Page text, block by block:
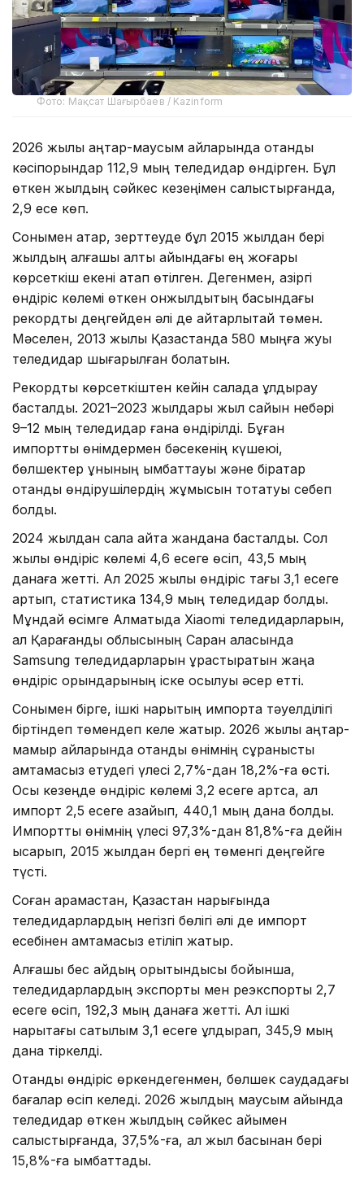
Фото: Мақсат Шағырбаев / Kazinform
2026 жылы қаңтар-маусым айларында отандық
кәсіпорындар 112,9 мың теледидар өндірген. Бұл
өткен жылдың сәйкес кезеңімен салыстырғанда,
2,9 есе көп.
Сонымен қатар, зерттеуде бұл 2015 жылдан бері
жылдың алғашқы алты айындағы ең жоғары
көрсеткіш екені атап өтілген. Дегенмен, қазіргі
өндіріс көлемі өткен онжылдықтың басындағы
рекордтық деңгейден әлі де айтарлықтай төмен.
Мәселен, 2013 жылы Қазақстанда 580 мыңға жуық
теледидар шығарылған болатын.
Рекордтық көрсеткіштен кейін салада құлдырау
басталды. 2021–2023 жылдары жыл сайын небәрі
9–12 мың теледидар ғана өндірілді. Бұған
импорттық өнімдермен бәсекенің күшеюі,
бөлшектер құнының қымбаттауы және бірқатар
отандық өндірушілердің жұмысын тоқтатуы себеп
болды.
2024 жылдан сала қайта жандана басталды. Сол
жылы өндіріс көлемі 4,6 есеге өсіп, 43,5 мың
данаға жетті. Ал 2025 жылы өндіріс тағы 3,1 есеге
артып, статистика 134,9 мың теледидар болды.
Мұндай өсімге Алматыда Xiaomi теледидарларын,
ал Қарағанды облысының Саран қаласында
Samsung теледидарларын құрастыратын жаңа
өндіріс орындарының іске қосылуы әсер етті.
Сонымен бірге, ішкі нарықтың импортқа тәуелділігі
біртіндеп төмендеп келе жатыр. 2026 жылы қаңтар-
мамыр айларында отандық өнімнің сұранысты
қамтамасыз етудегі үлесі 2,7%-дан 18,2%-ға өсті.
Осы кезеңде өндіріс көлемі 3,2 есеге артса, ал
импорт 2,5 есеге азайып, 440,1 мың дана болды.
Импорттық өнімнің үлесі 97,3%-дан 81,8%-ға дейін
қысқарып, 2015 жылдан бергі ең төменгі деңгейге
түсті.
Соған қарамастан, Қазақстан нарығында
теледидарлардың негізгі бөлігі әлі де импорт
есебінен қамтамасыз етіліп жатыр.
Алғашқы бес айдың қорытындысы бойынша,
теледидарлардың экспорты мен реэкспорты 2,7
есеге өсіп, 192,3 мың данаға жетті. Ал ішкі
нарықтағы сатылым 3,1 есеге құлдырап, 345,9 мың
дана тіркелді.
Отандық өндіріс өркендегенмен, бөлшек саудадағы
бағалар өсіп келеді. 2026 жылдың маусым айында
теледидар өткен жылдың сәйкес айымен
салыстырғанда, 37,5%-ға, ал жыл басынан бері
15,8%-ға қымбаттады.